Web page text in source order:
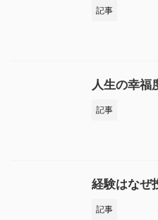
記事
人生の幸福
記事
経験はなぜ
記事